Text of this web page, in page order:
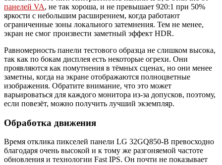
панелей VA, не так хороша, и не превышает 920:1 при 50%
яркости с небольшим расширением, когда работают
ограниченные зоны локального затемнения. Тем не менее,
экран не смог произвести заметный эффект HDR.
Равномерность панели тестового образца не слишком высока,
так как по бокам дисплея есть некоторые огрехи. Они
проявляются как помутнения в тёмных сценах, но они менее
заметны, когда на экране отображаются полноцветные
изображения. Обратите внимание, что это может
варьироваться для каждого монитора из-за допусков, поэтому,
если повезёт, можно получить лучший экземпляр.
Обработка движения
Время отклика пикселей панели LG 32GQ850-B превосходно
благодаря очень высокой и к тому же разгоняемой частоте
обновления и технологии Fast IPS. Он почти не показывает